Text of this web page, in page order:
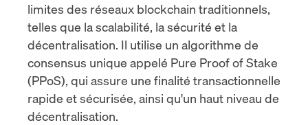
limites des réseaux blockchain traditionnels,
telles que la scalabilité, la sécurité et la
décentralisation. Il utilise un algorithme de
consensus unique appelé Pure Proof of Stake
(PPoS), qui assure une finalité transactionnelle
rapide et sécurisée, ainsi qu'un haut niveau de
décentralisation.